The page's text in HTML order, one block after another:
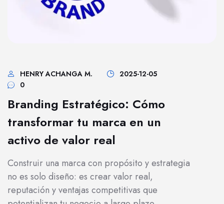
HENRY ACHANGA M.
2025-12-05
0
Branding Estratégico: Cómo
transformar tu marca en un
activo de valor real
Construir una marca con propósito y estrategia
no es solo diseño: es crear valor real,
reputación y ventajas competitivas que